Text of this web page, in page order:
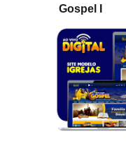
Gospel I